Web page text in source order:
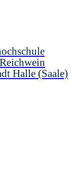
Halle (Saale)